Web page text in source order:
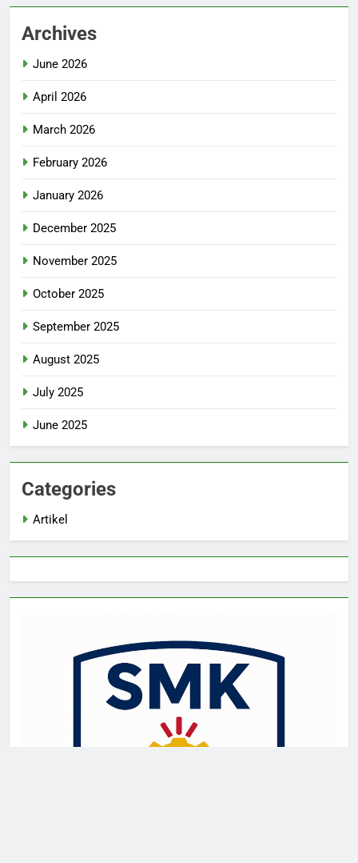
Archives
June 2026
April 2026
March 2026
February 2026
January 2026
December 2025
November 2025
October 2025
September 2025
August 2025
July 2025
June 2025
Categories
Artikel